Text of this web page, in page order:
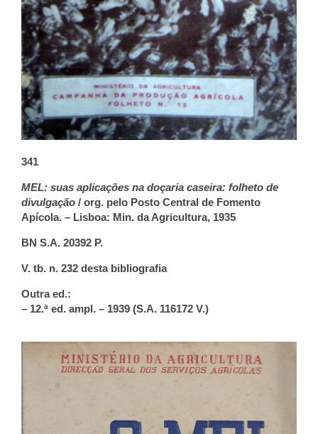
341
MEL: suas aplicações na doçaria caseira: folheto de
divulgação / org. pelo Posto Central de Fomento
Apícola. – Lisboa: Min. da Agricultura, 1935
BN S.A. 20392 P.
V. tb. n. 232 desta bibliografia
Outra ed.:
– 12.ª ed. ampl. – 1939 (S.A. 116172 V.)